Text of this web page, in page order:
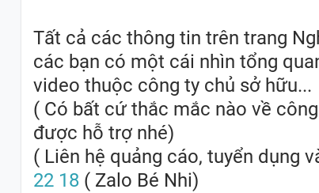
Tất cả các thông tin trên trang
các bạn có một cái nhìn tổng
video thuộc công ty chủ sở hữu...
( Có bất cứ thắc mắc nào về
được hỗ trợ nhé)
( Liên hệ quảng cáo, tuyển dụng
22 18( Zalo Bé Nhi)